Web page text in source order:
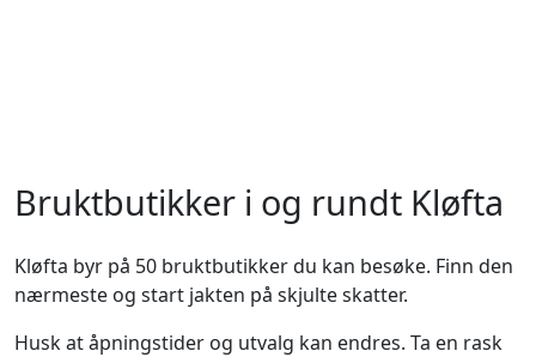
Bruktbutikker i og rundt Kløfta
Kløfta byr på 50 bruktbutikker du kan besøke. Finn den
nærmeste og start jakten på skjulte skatter.
Husk at åpningstider og utvalg kan endres. Ta en rask